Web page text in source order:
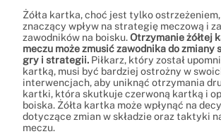
Żółta kartka, choć jest tylko
znaczący wpływ na strategię meczową i
zawodników na boisku.Otrzymanie żółtej
meczu może zmusić zawodnika do zmiany
gry i strategii. Piłkarz, który został
kartką, musi być bardziej ostrożny w
interwencjach, aby uniknąć otrzymania
kartki, która skutkuje czerwoną kartką i
boiska. Żółta kartka może wpłynąć na
dotyczące zmian w składzie oraz taktyki
meczu.